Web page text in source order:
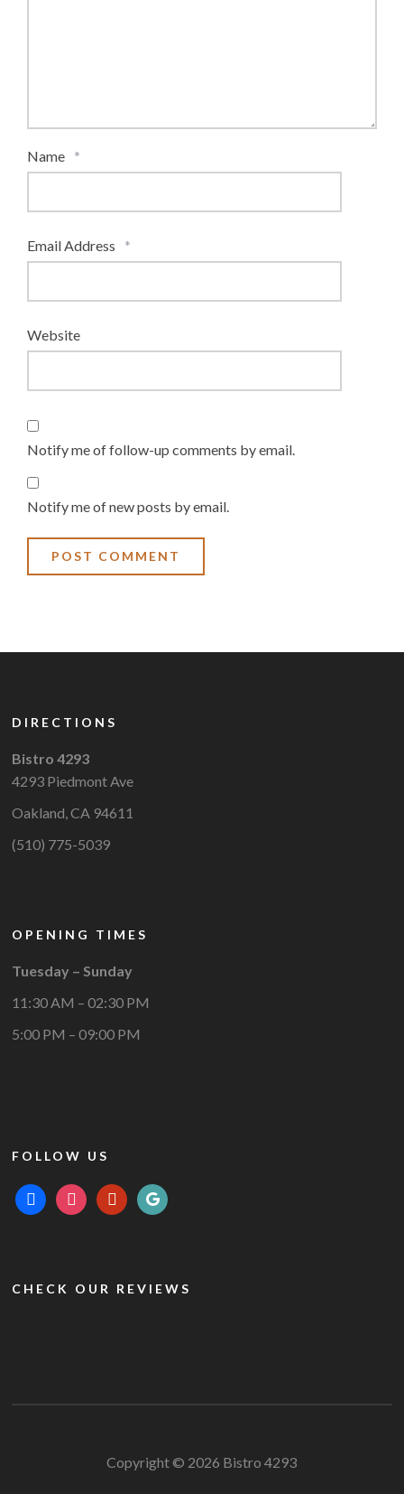
Name *
Email Address *
Website
Notify me of follow-up comments by email.
Notify me of new posts by email.
DIRECTIONS
Bistro 4293
4293 Piedmont Ave
Oakland, CA 94611
(510) 775-5039
OPENING TIMES
Tuesday – Sunday
11:30 AM – 02:30 PM
5:00 PM – 09:00 PM
FOLLOW US
facebookinstagram
yelp google
CHECK OUR REVIEWS
Copyright © 2026 Bistro 4293